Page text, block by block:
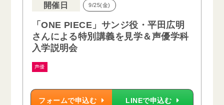
開催日
9/25(金)
「ONE PIECE」サンジ役・平田広明
さんによる特別講義を見学＆声優学科
入学説明会
声優
フォームで申込む LINEで申込む